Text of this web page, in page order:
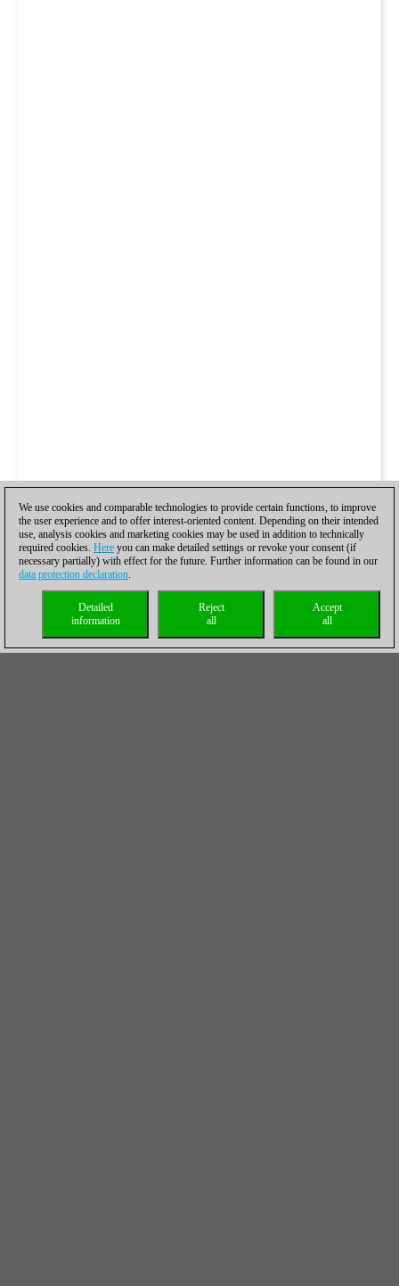
We use cookies and comparable technologies to provide certain functions, to improve
the user experience and to offer interest-oriented content. Depending on their intended
use, analysis cookies and marketing cookies may be used in addition to technically
required cookies. Here you can make detailed settings or revoke your consent (if
necessary partially) with effect for the future. Further information can be found in our
data protection declaration.
Accept
all
Reject
all
Detailed
information